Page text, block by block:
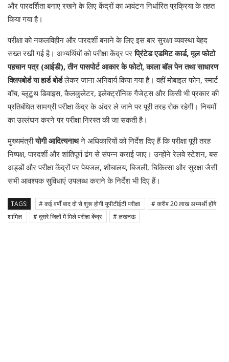
और पारदर्शिता बनाए रखने के लिए केंद्रों का आवंटन निर्धारित प्रक्रिया के तहत
किया गया है।
परीक्षा को नकलविहीन और पारदर्शी बनाने के लिए इस बार सुरक्षा व्यवस्था बेहद
सख्त रखी गई है। अभ्यर्थियों को परीक्षा केंद्र परप्रिंटेड एडमिट कार्ड, मूल फोटो
पहचान पत्र (आईडी), तीन पासपोर्ट आकार के फोटो, काला बॉल पेन तथा साधारण
क्लिपबोर्ड या हार्ड बोर्डलेकर जाना अनिवार्य किया गया है। वहीं मोबाइल फोन, स्मार्ट
वॉच, ब्लूटूथ डिवाइस, कैलकुलेटर, इलेक्ट्रॉनिक गैजेट्स और किसी भी प्रकार की
प्रतिबंधित सामग्री परीक्षा केंद्र के अंदर ले जाने पर पूरी तरह रोक रहेगी। नियमों
का उल्लंघन करने पर परीक्षा निरस्त की जा सकती है।
मुख्यमंत्रीयोगी आदित्यनाथने अधिकारियों को निर्देश दिए हैं कि परीक्षा पूरी तरह
निष्पक्ष, पारदर्शी और शांतिपूर्ण ढंग से संपन्न कराई जाए। उन्होंने रेलवे स्टेशन, बस
अड्डों और परीक्षा केंद्रों पर पेयजल, शौचालय, बिजली, चिकित्सा और सुरक्षा जैसी
सभी आवश्यक सुविधाएं उपलब्ध कराने के निर्देश भी दिए हैं।
TAGS: # कई वर्षों बाद दो से शुरू होगी यूपीटीईटी परीक्षा
# करीब 20 लाख अभ्यर्थी होंगे
शामिल
# दूसरे जिलों में मिले परीक्षा केंद्र # लखनऊ